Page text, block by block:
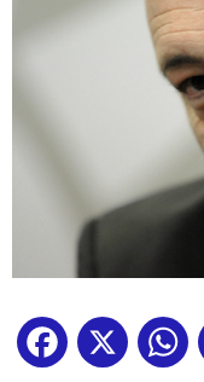
Facebook
X